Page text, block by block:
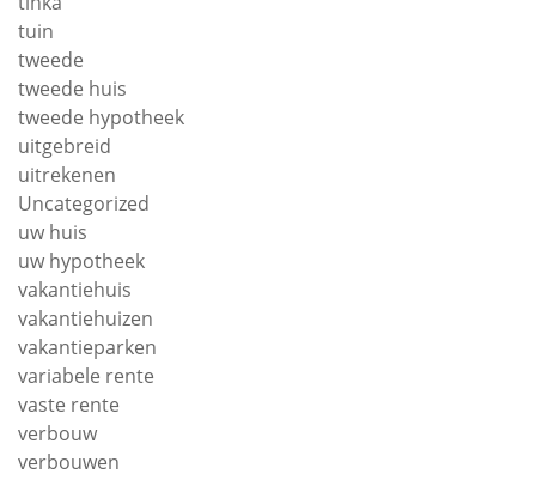
tuin
tweede
tweede huis
tweede hypotheek
uitgebreid
uitrekenen
Uncategorized
uw huis
uw hypotheek
vakantiehuis
vakantiehuizen
vakantieparken
variabele rente
vaste rente
verbouw
verbouwen